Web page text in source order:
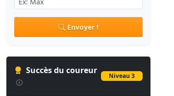
Envoyer !
Succès du coureur
Niveau 3